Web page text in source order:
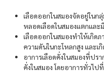
เลือดออกในสมองจัดอยู่ในก
หลอดเลือดในสมองแตกและ
เลือดออกในสมองทำให้เกิด
ความดันในกะโหลกสูง และ
อาการเลือดคั่งในสมองที่ป
คั่งในสมอง โดยอาการทั่วไ